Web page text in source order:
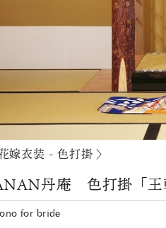
嫁衣装 - 色打掛 〉
丹庵 色打掛「王
for bride